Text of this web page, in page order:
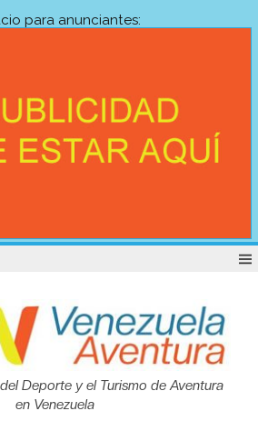
para anunciantes:
Venezuela
Deporte y el Turismo de Aventura
en Venezuela